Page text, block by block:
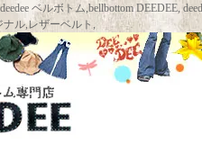
#deedee ベルボトム,bellbottom
ル,レザーベルト,